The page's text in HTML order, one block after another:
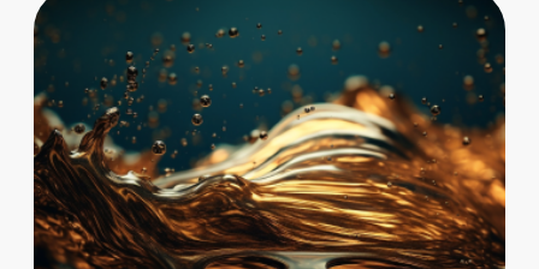
двигателе
Замена масла в двигателе Porsche
должна производиться через каждые 5 -
10 тысяч километров или не реже, чем
раз в год. Однако эти показатели
являются приблизительными, и частота
замены зависит от нескольких факторов:
Интенсивность использования Время года
Состояние двигателя Качества масла